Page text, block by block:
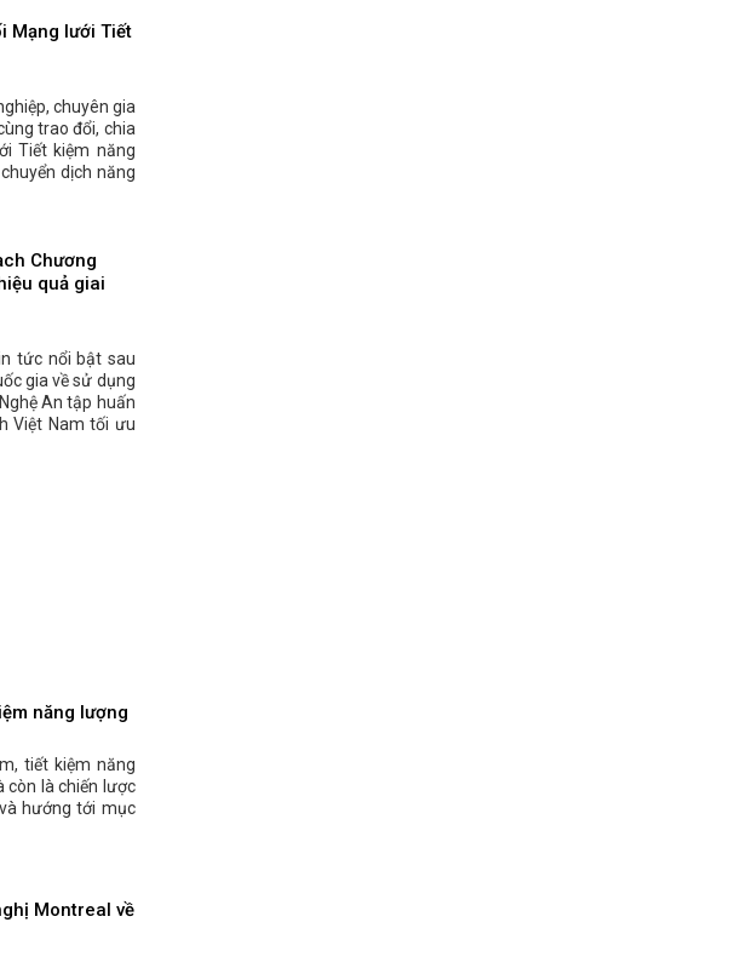
Mạng lưới Tiết
chuyên gia
trao đổi, chia
Tiết kiệm năng
dịch năng
Chương
quả giai
tức nổi bật sau
gia về sử dụng
An tập huấn
Việt Nam tối ưu
năng lượng
tiết kiệm năng
còn là chiến lược
hướng tới mục
Montreal về